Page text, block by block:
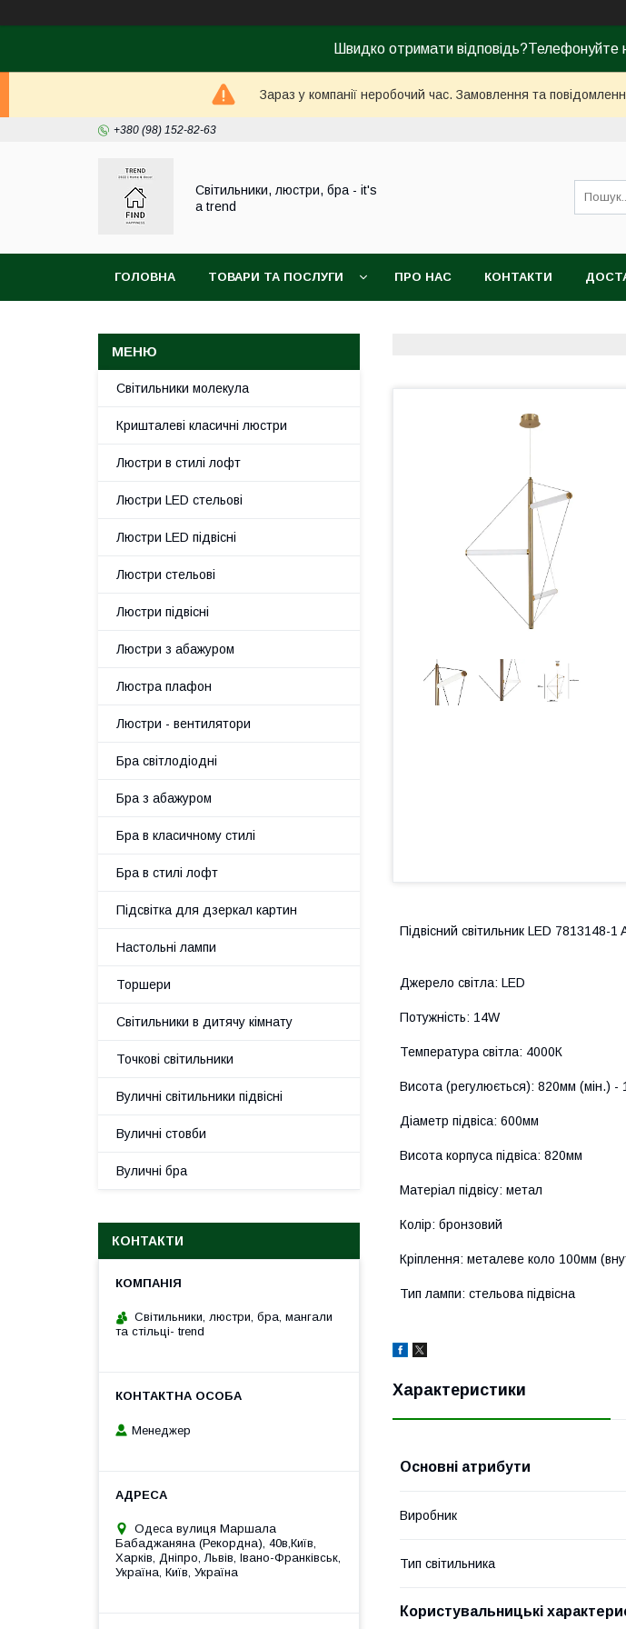
Швидко отримати
Зараз у компанії неробочий час. Замовлення та
+380 (98) 152-82-63
Світильники, люстри, бра - it's
a trend
ГОЛОВНА ТОВАРИ ТА ПОСЛУГИ ПРО НАС КОНТАКТИ
Підвісний світильник LED 7813148-1
Джерело світла: LED
Потужність: 14W
Температура світла: 4000К
Висота (регулюється): 820мм (мін.) -
Діаметр підвіса: 600мм
Висота корпуса підвіса: 820мм
Матеріал підвісу: метал
Колір: бронзовий
Кріплення: металеве коло 100мм
Тип лампи: стельова підвісна
Характеристики
Основні атрибути
Виробник
Тип світильника
Користувальницькі
Світильники молекула
Кришталеві класичні люстри
Люстри в стилі лофт
Люстри LED стельові
Люстри LED підвісні
Люстри стельові
Люстри підвісні
Люстри з абажуром
Люстра плафон
Люстри - вентилятори
Бра світлодіодні
Бра з абажуром
Бра в класичному стилі
Бра в стилі лофт
Підсвітка для дзеркал картин
Настольні лампи
Торшери
Світильники в дитячу кімнату
Точкові світильники
Вуличні світильники підвісні
Вуличні стовби
Вуличні бра
КОНТАКТИ
Cвітильники, люстри, бра, мангали
та стільці- trend
Менеджер
Одеса вулиця Маршала
Бабаджаняна (Рекордна), 40в,Київ,
Харків, Дніпро, Львів, Івано-Франківськ,
Україна, Київ, Україна